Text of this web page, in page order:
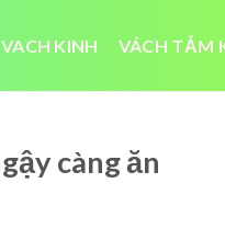
VACH KINH VÁCH TẮM
càng ăn